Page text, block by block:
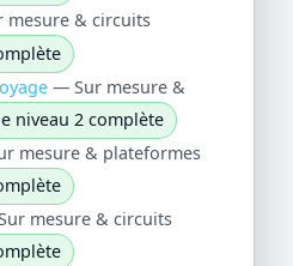
& circuits
— Sur mesure &
niveau 2 complète
mesure & plateformes
mesure & circuits